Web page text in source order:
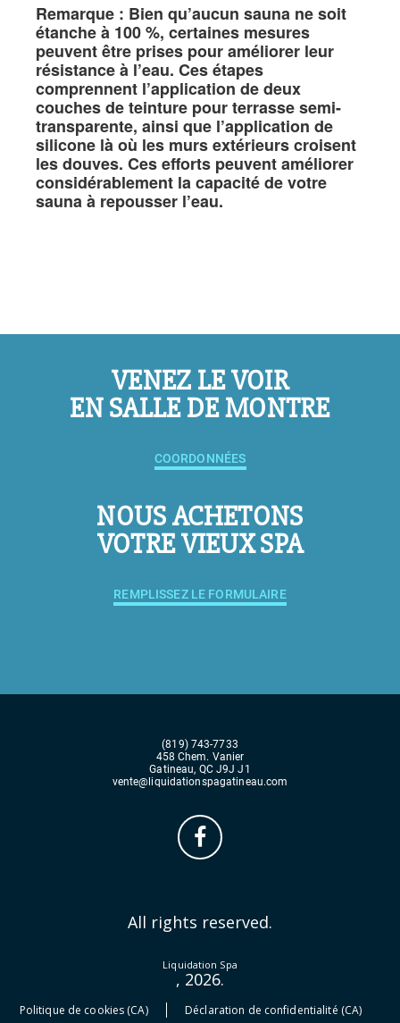
Remarque : Bien qu’aucun sauna ne soit
étanche à 100 %, certaines mesures
peuvent être prises pour améliorer leur
résistance à l’eau. Ces étapes
comprennent l’application de deux
couches de teinture pour terrasse semi-
transparente, ainsi que l’application de
silicone là où les murs extérieurs croisent
les douves. Ces efforts peuvent améliorer
considérablement la capacité de votre
sauna à repousser l’eau.
VENEZ LE VOIR
EN SALLE DE MONTRE
COORDONNÉES
NOUS ACHETONS
VOTRE VIEUX SPA
REMPLISSEZ LE FORMULAIRE
(819) 743-7733
458 Chem. Vanier
Gatineau, QC J9J J1
vente@liquidationspagatineau.com
All rights reserved.
Liquidation Spa
, 2026.
Politique de cookies (CA) Déclaration de confidentialité (CA)